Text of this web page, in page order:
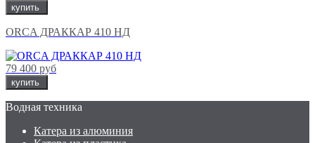
купить
ORCA ДРАККАР 410 НД
79 400 руб
купить
Водная техника
Катера из алюминия